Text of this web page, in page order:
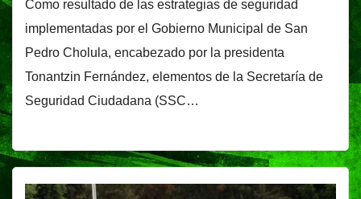
Como resultado de las estrategias de seguridad
implementadas por el Gobierno Municipal de San
Pedro Cholula, encabezado por la presidenta
Tonantzin Fernández, elementos de la Secretaría de
Seguridad Ciudadana (SSC…